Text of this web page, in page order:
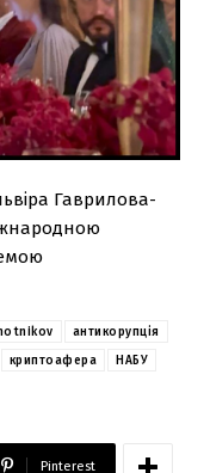
антикорупція
криптоафера
НАБУ
Pinterest